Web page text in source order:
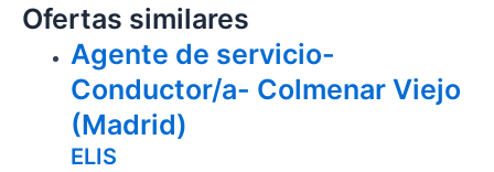
Ofertas similares
Agente de servicio-
Conductor/a- Colmenar Viejo
(Madrid)
ELIS